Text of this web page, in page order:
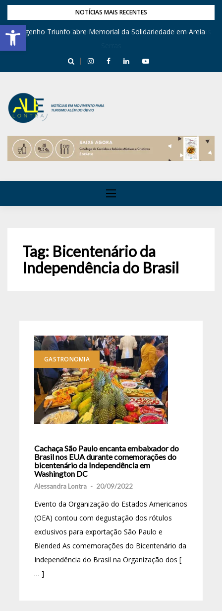
Barra de Ferramentas Aberta
NOTÍCIAS MAIS RECENTES
Engenho Triunfo abre Memorial da Solidariedade em Areia
Tag: Bicentenário da
Independência do Brasil
GASTRONOMIA
Cachaça São Paulo encanta embaixador do
Brasil nos EUA durante comemorações do
bicentenário da Independência em
Washington DC
Alessandra Lontra - 20/09/2022
Evento da Organização do Estados Americanos
(OEA) contou com degustação dos rótulos
exclusivos para exportação São Paulo e
Blended As comemorações do Bicentenário da
Independência do Brasil na Organização dos [
… ]